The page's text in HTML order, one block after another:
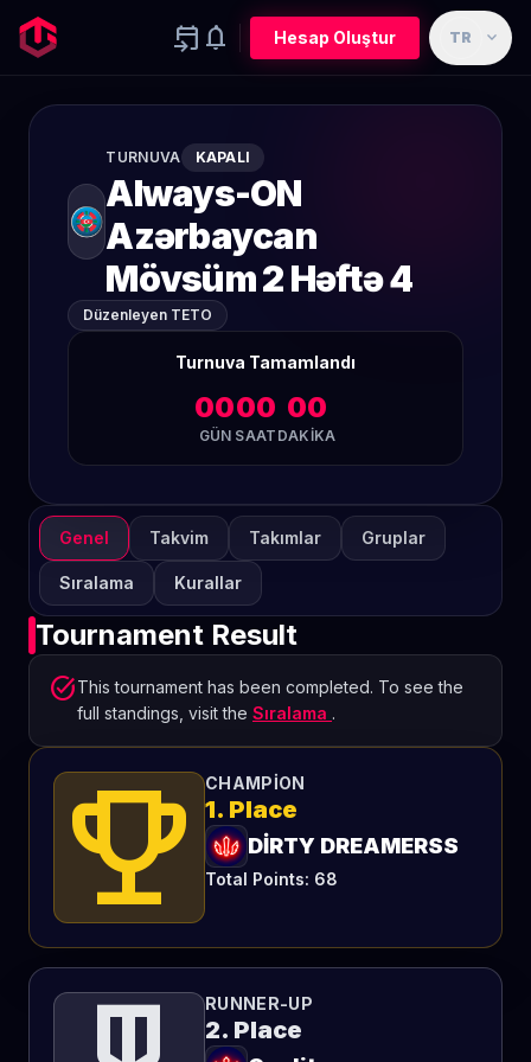
event_upcoming notifications Hesap Oluştur TR expand_more
TURNUVA KAPALI
Always-ON
Azərbaycan
Mövsüm 2 Həftə 4
Düzenleyen TETO
Turnuva Tamamlandı
00
GÜN
00
SAAT
00
DAKIKA
Genel Takvim Takımlar Gruplar
Sıralama Kurallar
Tournament Result
task_altThis tournament has been completed. To see the
full standings, visit the Sıralama .
emoji_events CHAMPION
1. Place
DİRTY DREAMERSS
Total Points: 68
RUNNER-UP
2. Place